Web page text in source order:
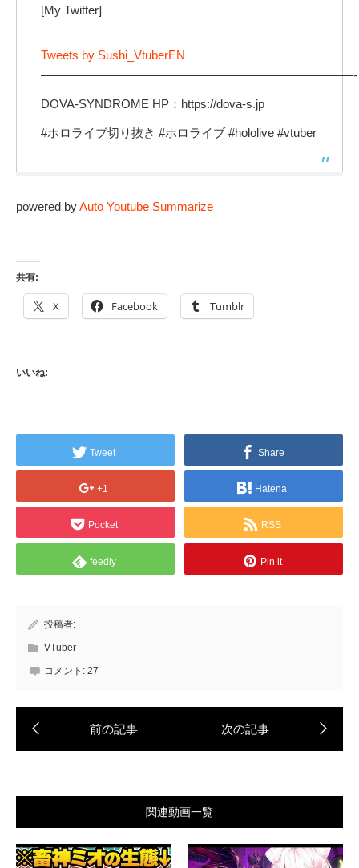
[My Twitter]
Tweets by Sushi_VtuberEN
——————————————————————————-
DOVA-SYNDROME HP：https://dova-s.jp
#ホロライブ切り抜き #ホロライブ #hololive #vtuber
powered byAuto Youtube Summarize
共有:
X Facebook Tumblr
いいね:
Tweet Share
+1 Hatena
Pocket RSS
feedly Pin it
投稿者:
VTuber
コメント: 27
関連動画一覧